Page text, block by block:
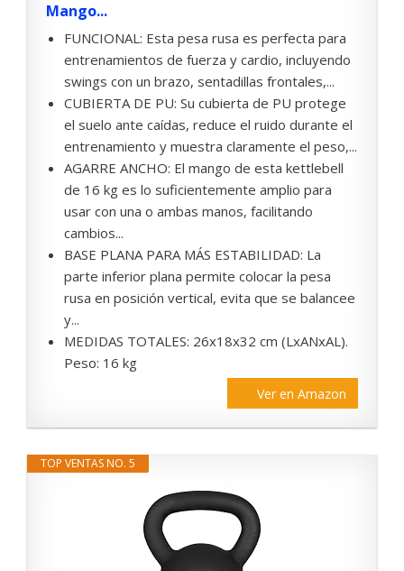
Mango...
FUNCIONAL: Esta pesa rusa es perfecta para
entrenamientos de fuerza y cardio, incluyendo
swings con un brazo, sentadillas frontales,...
CUBIERTA DE PU: Su cubierta de PU protege
el suelo ante caídas, reduce el ruido durante el
entrenamiento y muestra claramente el peso,...
AGARRE ANCHO: El mango de esta kettlebell
de 16 kg es lo suficientemente amplio para
usar con una o ambas manos, facilitando
cambios...
BASE PLANA PARA MÁS ESTABILIDAD: La
parte inferior plana permite colocar la pesa
rusa en posición vertical, evita que se balancee
y...
MEDIDAS TOTALES: 26x18x32 cm (LxANxAL).
Peso: 16 kg
Ver en Amazon
TOP VENTAS NO. 5